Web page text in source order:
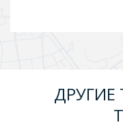
ДРУГИЕ